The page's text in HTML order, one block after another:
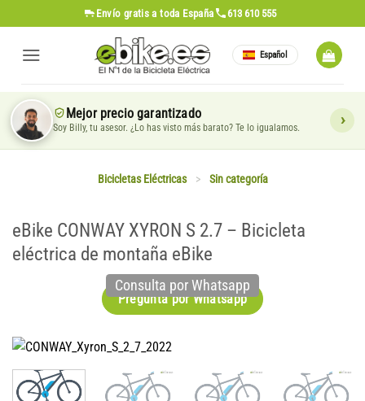
al
contenido
Envío gratis a toda España 613 610 555
Español
Mejor precio garantizado
Soy Billy, tu asesor. ¿Lo has visto más barato? Te lo igualamos.
Bicicletas Eléctricas > Sin categoría
eBike CONWAY XYRON S 2.7 – Bicicleta
eléctrica de montaña eBike
Pregunta por Whatsapp
Consulta por Whatsapp